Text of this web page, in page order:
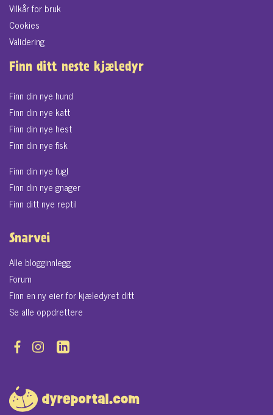
Vilkår for bruk
Cookies
Validering
Finn ditt neste kjæledyr
Finn din nye hund
Finn din nye katt
Finn din nye hest
Finn din nye fisk
Finn din nye fugl
Finn din nye gnager
Finn ditt nye reptil
Snarvei
Alle blogginnlegg
Forum
Finn en ny eier for kjæledyret ditt
Se alle oppdrettere